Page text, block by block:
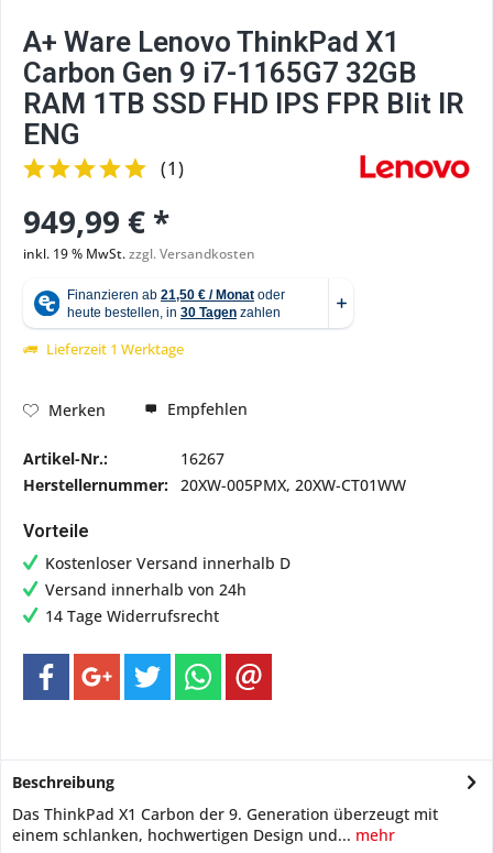
A+ Ware Lenovo ThinkPad X1
Carbon Gen 9 i7-1165G7 32GB
RAM 1TB SSD FHD IPS FPR Blit IR
ENG
(1)
949,99 € *
inkl. 19 % MwSt.zzgl. Versandkosten
Lieferzeit 1 Werktage
Merken Empfehlen
Artikel-Nr.:
16267
Herstellernummer: 20XW-005PMX, 20XW-CT01WW
Vorteile
Kostenloser Versand innerhalb D
Versand innerhalb von 24h
14 Tage Widerrufsrecht
Beschreibung
Das ThinkPad X1 Carbon der 9. Generation überzeugt mit
einem schlanken, hochwertigen Design und... mehr